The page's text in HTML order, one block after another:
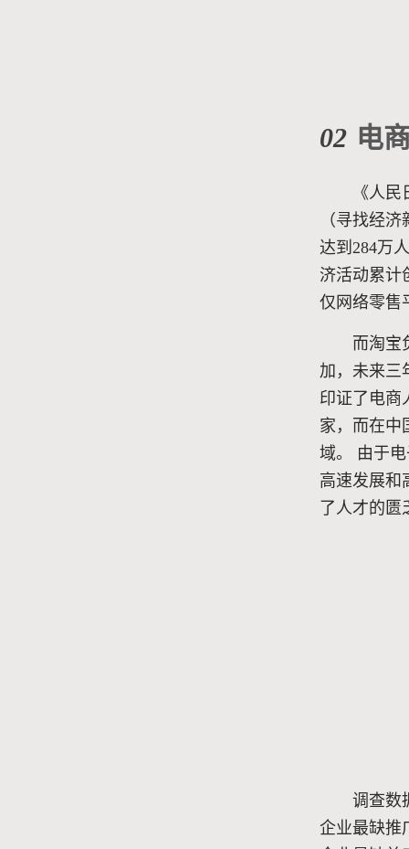
02 电
《人
（寻找经
达到284万
济活动累计
仅网络零售
而淘宝
加，未来三
印证了电商
家，而在中
域。 由于
高速发展和
了人才的匮
调查数
企业最缺推